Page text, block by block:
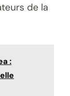
de la
: